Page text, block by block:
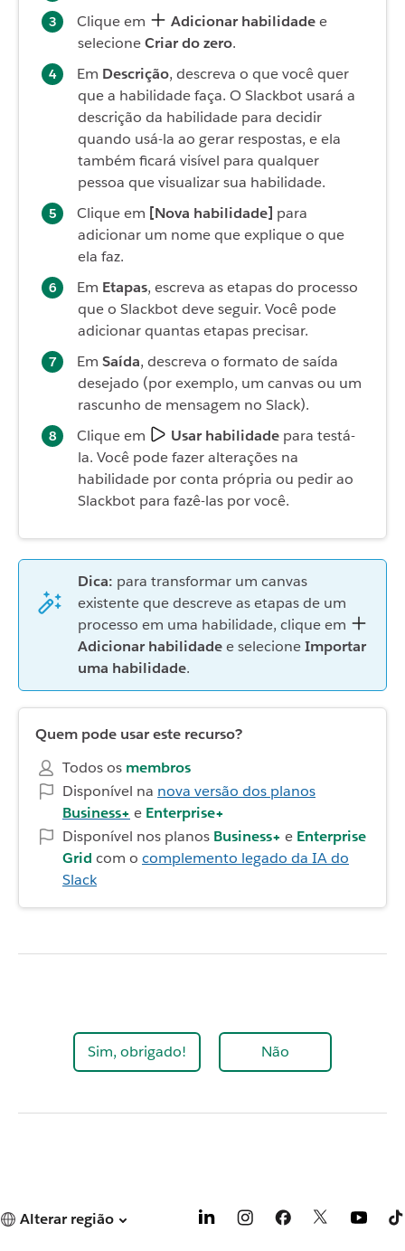
Clique em Adicionar habilidadee
selecioneCriar do zero.
Em Descrição, descreva o que você quer
que a habilidade faça. O Slackbot usará a
descrição da habilidade para decidir
quando usá-la ao gerar respostas, e ela
também ficará visível para qualquer
pessoa que visualizar sua habilidade.
Clique em [Nova habilidade] para
adicionar um nome que explique o que
ela faz.
Em Etapas, escreva as etapas do processo
que o Slackbot deve seguir. Você pode
adicionar quantas etapas precisar.
Em Saída, descreva o formato de saída
desejado (por exemplo, um canvas ou um
rascunho de mensagem no Slack).
Clique em
Usar habilidade para testá-
la. Você pode fazer alterações na
habilidade por conta própria ou pedir ao
Slackbot para fazê-las por você.
Dica: para transformar um canvas
existente que descreve as etapas de um
processo em uma habilidade, clique em
Adicionar habilidadee selecioneImportar
uma habilidade.
Quem pode usar este recurso?
Todos os membros
Disponível na nova versão dos planos
Business+ e Enterprise+
Disponível nos planos Business+ e Enterprise
Grid com o complemento legado da IA do
Slack
Sim, obrigado! Não
Alterar região